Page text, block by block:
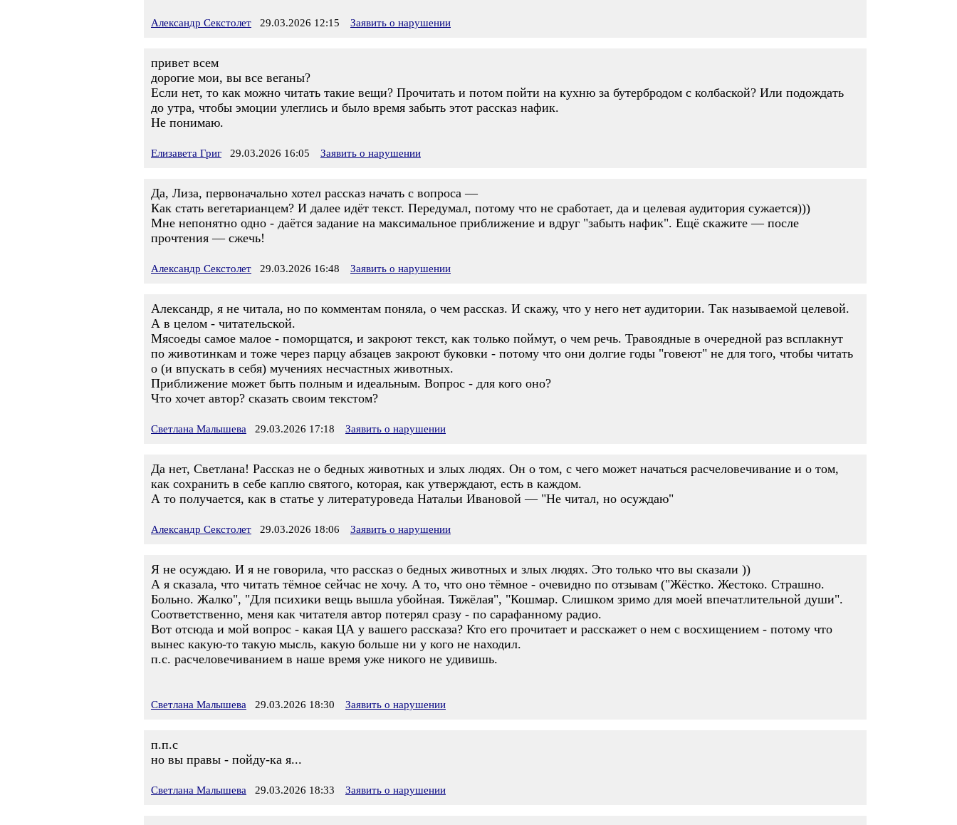
Александр Секстолет 29.03.2026 12:15 Заявить о нарушении
привет всем
дорогие мои, вы все веганы?
Если нет, то как можно читать такие вещи? Прочитать и потом пойти на кухню за бутербродом с колбаской? Или подождать
до утра, чтобы эмоции улеглись и было время забыть этот рассказ нафик.
Не понимаю.
Елизавета Григ 29.03.2026 16:05 Заявить о нарушении
Да, Лиза, первоначально хотел рассказ начать с вопроса —
Как стать вегетарианцем? И далее идёт текст. Передумал, потому что не сработает, да и целевая аудитория сужается)))
Мне непонятно одно - даётся задание на максимальное приближение и вдруг "забыть нафик". Ещё скажите — после
прочтения — сжечь!
Александр Секстолет 29.03.2026 16:48 Заявить о нарушении
Александр, я не читала, но по комментам поняла, о чем рассказ. И скажу, что у него нет аудитории. Так называемой целевой.
А в целом - читательской.
Мясоеды самое малое - поморщатся, и закроют текст, как только поймут, о чем речь. Травоядные в очередной раз всплакнут
по животинкам и тоже через парцу абзацев закроют буковки - потому что они долгие годы "говеют" не для того, чтобы читать
о (и впускать в себя) мучениях несчастных животных.
Приближение может быть полным и идеальным. Вопрос - для кого оно?
Что хочет автор? сказать своим текстом?
Светлана Малышева 29.03.2026 17:18 Заявить о нарушении
Да нет, Светлана! Рассказ не о бедных животных и злых людях. Он о том, с чего может начаться расчеловечивание и о том,
как сохранить в себе каплю святого, которая, как утверждают, есть в каждом.
А то получается, как в статье у литературоведа Натальи Ивановой — "Не читал, но осуждаю"
Александр Секстолет 29.03.2026 18:06 Заявить о нарушении
Я не осуждаю. И я не говорила, что рассказ о бедных животных и злых людях. Это только что вы сказали ))
А я сказала, что читать тёмное сейчас не хочу. А то, что оно тёмное - очевидно по отзывам ("Жёстко. Жестоко. Страшно.
Больно. Жалко", "Для психики вещь вышла убойная. Тяжёлая", "Кошмар. Слишком зримо для моей впечатлительной души".
Соответственно, меня как читателя автор потерял сразу - по сарафанному радио.
Вот отсюда и мой вопрос - какая ЦА у вашего рассказа? Кто его прочитает и расскажет о нем с восхищением - потому что
вынес какую-то такую мысль, какую больше ни у кого не находил.
п.с. расчеловечиванием в наше время уже никого не удивишь.
Светлана Малышева 29.03.2026 18:30 Заявить о нарушении
п.п.с
но вы правы - пойду-ка я...
Светлана Малышева 29.03.2026 18:33 Заявить о нарушении